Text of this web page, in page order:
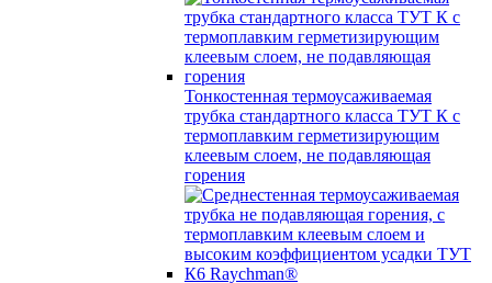
Тонкостенная термоусаживаемая
трубка стандартного класса ТУТ К с
термоплавким герметизирующим
клеевым слоем, не подавляющая
горения